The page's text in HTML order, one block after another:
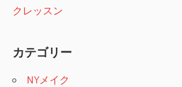
クレッスン
カテゴリー
NYメイク